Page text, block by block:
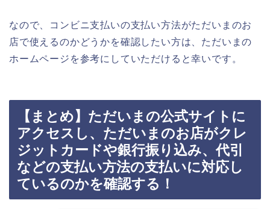
なので、コンビニ支払いの支払い方法がただいまのお
店で使えるのかどうかを確認したい方は、ただいまの
ホームページを参考にしていただけると幸いです。
【まとめ】ただいまの公式サイトに
アクセスし、ただいまのお店がクレ
ジットカードや銀行振り込み、代引
などの支払い方法の支払いに対応し
ているのかを確認する！